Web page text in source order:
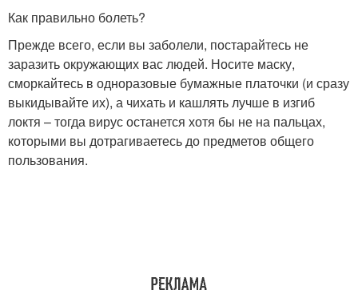
Как правильно болеть?
Прежде всего, если вы заболели, постарайтесь не
заразить окружающих вас людей. Носите маску,
сморкайтесь в одноразовые бумажные платочки (и сразу
выкидывайте их), а чихать и кашлять лучше в изгиб
локтя – тогда вирус останется хотя бы не на пальцах,
которыми вы дотрагиваетесь до предметов общего
пользования.